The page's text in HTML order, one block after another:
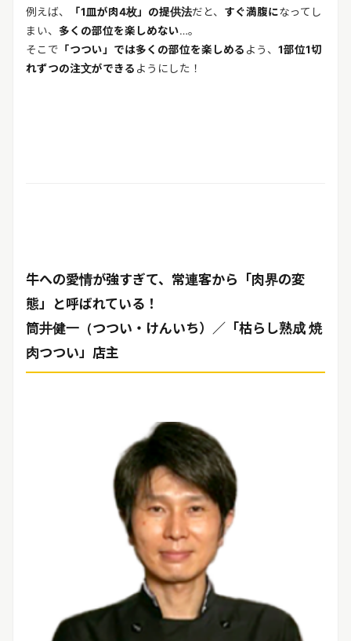
例えば、 「1皿が肉4枚」の提供法だと、 すぐ満腹になってし
まい、 多くの部位を楽しめない…。
そこで 「つつい」では多くの部位を楽しめる よう、 1部位1切
れずつの注文ができる ようにした！
牛への愛情が強すぎて、常連客から「肉界の変
態」と呼ばれている！
筒井健一（つつい・けんいち）／「枯らし熟成 焼
肉つつい」店主